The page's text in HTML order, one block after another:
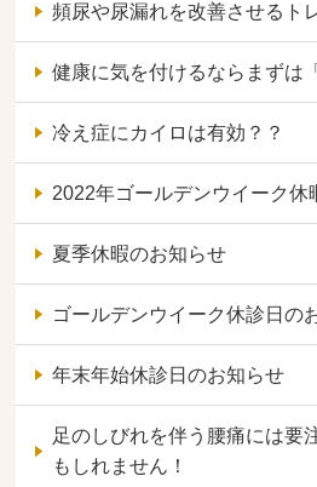
頻尿や尿漏れを改善させるト
健康に気を付けるならまずは
冷え症にカイロは有効？？
2022年ゴールデンウイーク休
夏季休暇のお知らせ
ゴールデンウイーク休診日の
年末年始休診日のお知らせ
足のしびれを伴う腰痛には要
もしれません！